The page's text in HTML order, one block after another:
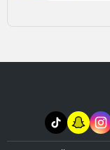
instagram
snapchat
tiktok